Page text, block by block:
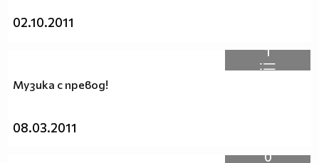
02.10.2011
1
Музика с превод!
08.03.2011
0